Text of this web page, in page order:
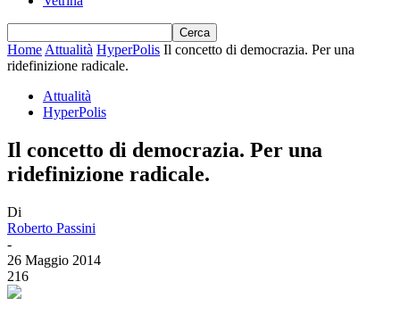
Home Attualità HyperPolis Il concetto di democrazia. Per una
ridefinizione radicale.
Attualità
HyperPolis
Il concetto di democrazia. Per una
ridefinizione radicale.
Di
Roberto Passini
-
26 Maggio 2014
216